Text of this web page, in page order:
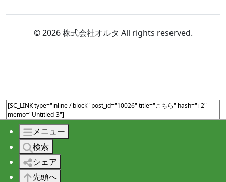
© 2026 株式会社オルタ All rights reserved.
メニュー
検索
シェア
先頭へ